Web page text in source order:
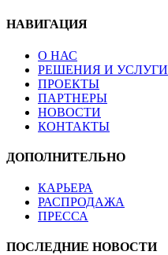
НАВИГАЦИЯ
О НАС
РЕШЕНИЯ И УСЛУГИ
ПРОЕКТЫ
ПАРТНЕРЫ
НОВОСТИ
КОНТАКТЫ
ДОПОЛНИТЕЛЬНО
КАРЬЕРА
РАСПРОДАЖА
ПРЕССА
ПОСЛЕДНИЕ НОВОСТИ